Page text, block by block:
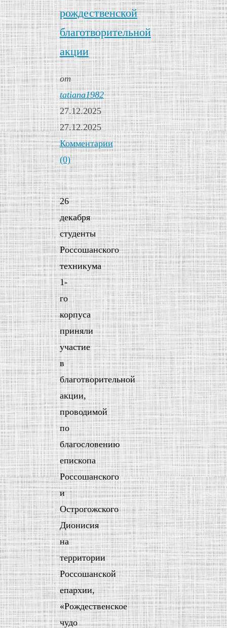
рождественской
благотворительной
акции
от
tatiana1982
27.12.2025
27.12.2025
Комментарии
(0)
26
декабря
студенты
Россошанского
техникума
1-
го
корпуса
приняли
участие
в
благотворительной
акции,
проводимой
по
благословению
епископа
Россошанского
и
Острогожского
Дионисия
на
территории
Россошанской
епархии,
«Рождественское
чудо